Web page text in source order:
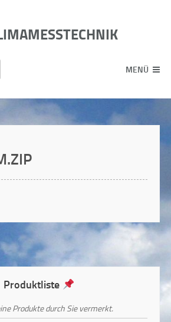
MENÜ
Produktliste
Produkte durch Sie vermerkt.